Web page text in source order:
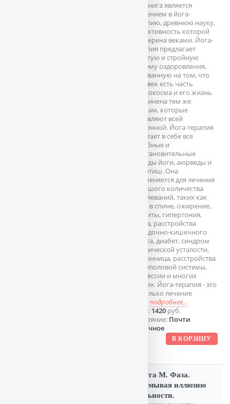
Эта книга является
введением в йога-
терапию, древнюю науку,
эффективность которой
проверена веками. Йога-
терапия предлагает
простую и стройную
систему оздоровления,
основанную на том, что
человек есть часть
макрокосма и его жизнь
подчинена тем же
ритмам, которые
управляют всей
Вселенной. Йога-терапия
сочетает в себе все
целебные и
восстановительные
методы йоги, аюрведы и
джьотиш. Она
применяется для лечения
большого количества
заболеваний, таких как
боли в спине, ожирение,
артриты, гипертония,
астма, расстройства
желудочно-кишечного
тракта, диабет, синдром
хронической усталости,
бессонница, расстройства
мочеполовой системы,
депрессии и многих
других. Йога-терапия - это
не только лечение
подробнее...
Цена: 1420руб.
Состояние: Почти
отличное
Радуга М. Фаза.
Взламывая иллюзию
реальности.